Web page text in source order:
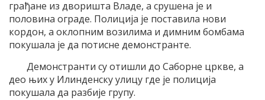
грађане из дворишта Владе, а срушена је и
половина ограде. Полиција је поставила нови
кордон, а оклопним возилима и димним бомбама
покушала је да потисне демонстранте.
Демонстранти су отишли до Саборне цркве, а
део њих у Илинденску улицу где је полиција
покушала да разбије групу.